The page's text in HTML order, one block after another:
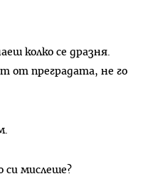
колко се дразня.
от преградата, не го
си мислеше?